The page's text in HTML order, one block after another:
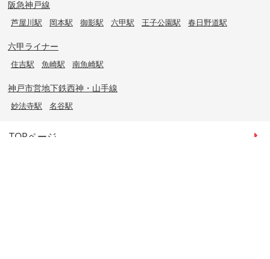
阪急神戸線
芦屋川駅 岡本駅 御影駅 六甲駅 王子公園駅 春日野道駅
六甲ライナー
住吉駅 魚崎駅 南魚崎駅
神戸市営地下鉄西神・山手線
妙法寺駅 名谷駅
TOPページ